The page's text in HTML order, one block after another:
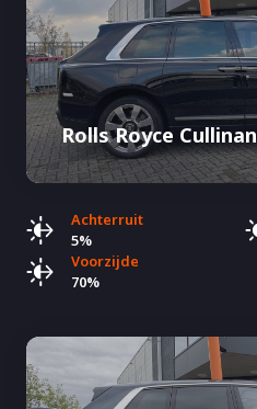
Rolls Royce Cullinan
Achterruit
5%
Voorzijde
70%